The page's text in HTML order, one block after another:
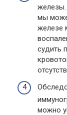
железы.
мы
железе
судить
можно